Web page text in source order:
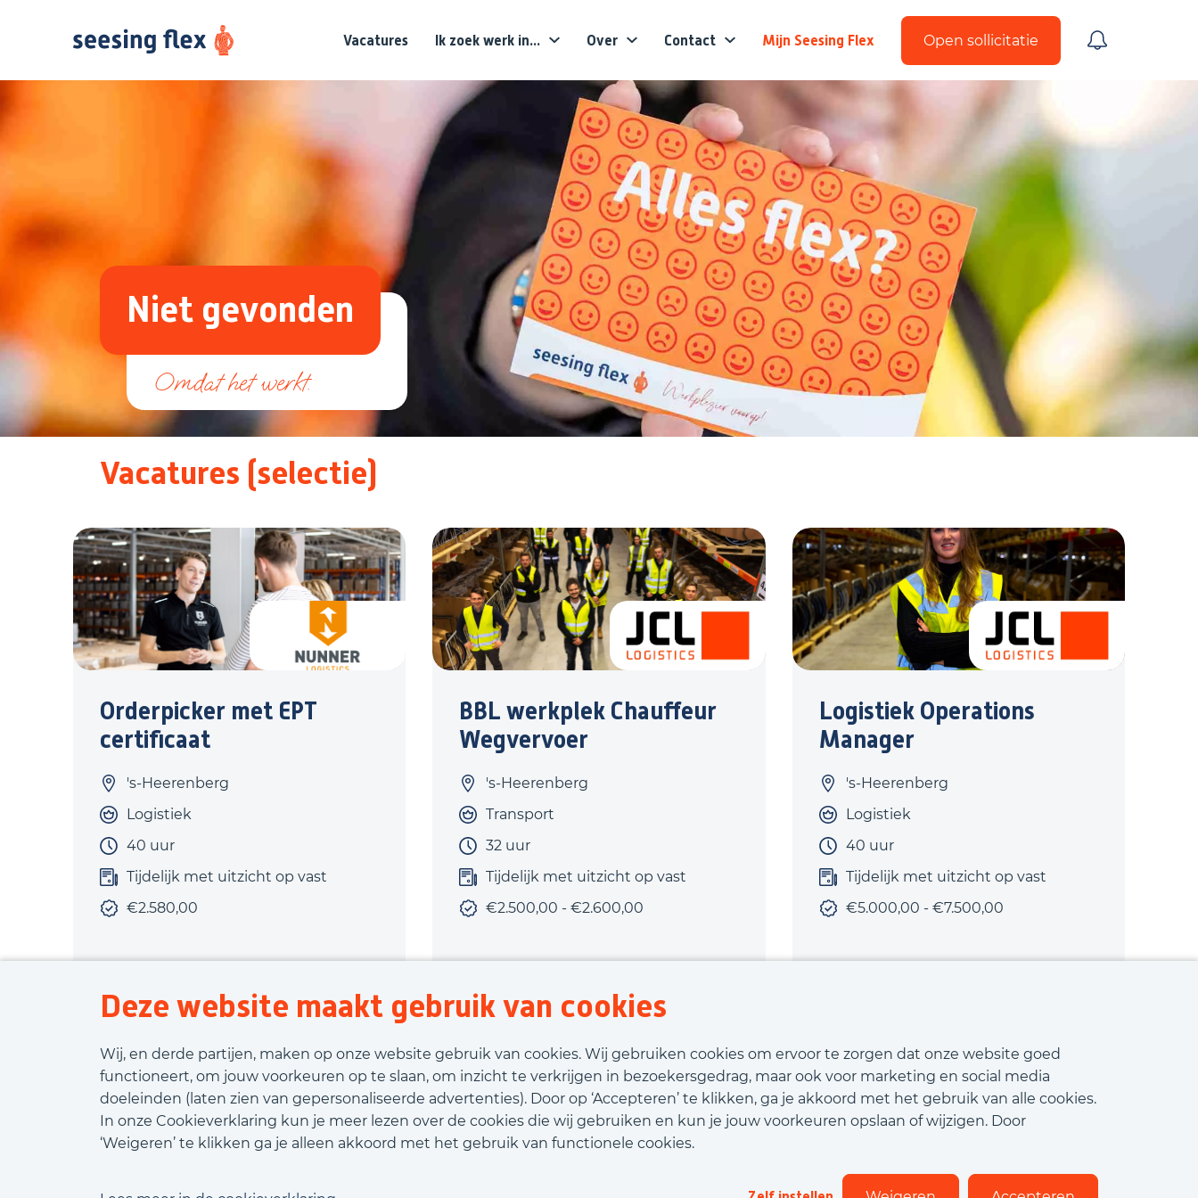
Deze website maakt gebruik van cookies
Wij, en derde partijen, maken op onze website gebruik van cookies. Wij gebruiken cookies om ervoor te zorgen dat onze website goed
functioneert, om jouw voorkeuren op te slaan, om inzicht te verkrijgen in bezoekersgedrag, maar ook voor marketing en social media
doeleinden (laten zien van gepersonaliseerde advertenties). Door op ‘Accepteren’ te klikken, ga je akkoord met het gebruik van alle cookies.
In onze Cookieverklaring kun je meer lezen over de cookies die wij gebruiken en kun je jouw voorkeuren opslaan of wijzigen. Door
‘Weigeren’ te klikken ga je alleen akkoord met het gebruik van functionele cookies.
Vacatures Ik zoek werk in... Over Contact Mijn Seesing Flex Open sollicitatie
Niet gevonden
Vacatures (selectie)
Orderpicker met EPT
certificaat
's-Heerenberg
Logistiek
40 uur
Tijdelijk met uitzicht op vast
€2.580,00
Bekijk vacature
BBL werkplek Chauffeur
Wegvervoer
's-Heerenberg
Transport
32 uur
Tijdelijk met uitzicht op vast
€2.500,00 - €2.600,00
Bekijk vacature
Logistiek Operations
Manager
's-Heerenberg
Logistiek
40 uur
Tijdelijk met uitzicht op vast
€5.000,00 - €7.500,00
Call-to-action bij meer vacatures
Beleidsverklaring informatiebeveiliging Cookies Flexfamily